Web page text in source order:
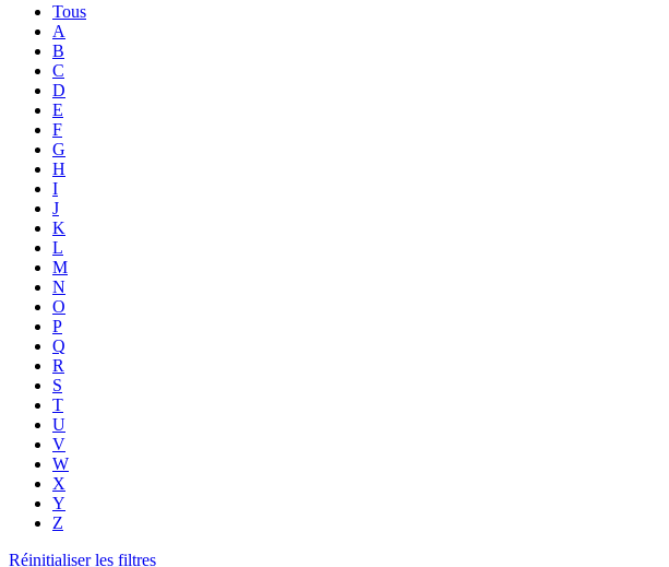
Tous
A
B
C
D
E
F
G
H
I
J
K
L
M
N
O
P
Q
R
S
T
U
V
W
X
Y
Z
Réinitialiser les filtres